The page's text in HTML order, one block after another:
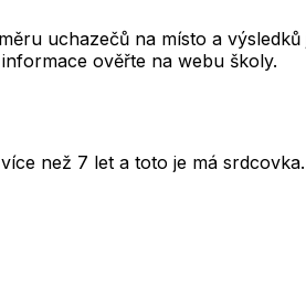
uchazečů na místo a
ověřte na webu školy.
než 7 let a toto je má